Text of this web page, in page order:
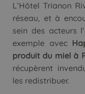
L’Hôtel Trianon
réseau, et à
sein des acteurs
exemple avec
produit du miel à
récupèrent
les redistribuer.